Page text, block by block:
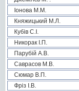
Іонова М.М.
Княжицький М.Л.
Кубів С.І.
Никорак І.П.
Парубій А.В.
Саврасов М.В.
Сюмар В.П.
Фріз І.В.